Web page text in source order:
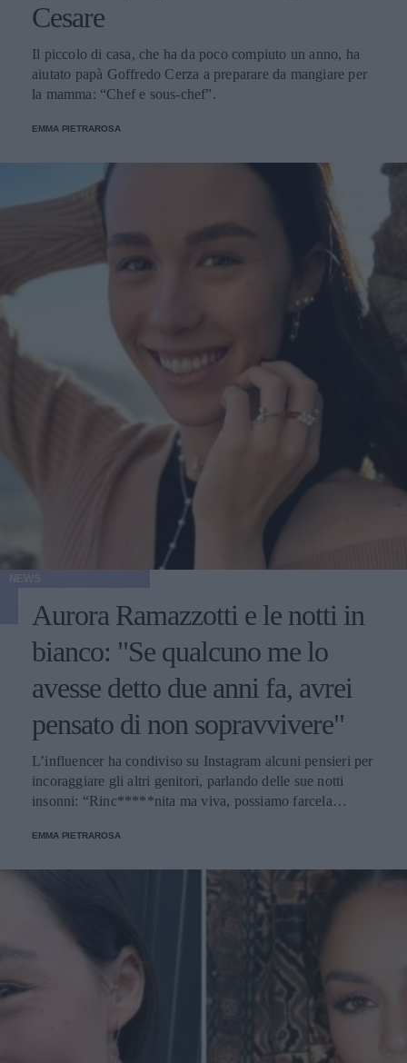
Cesare
Il piccolo di casa, che ha da poco compiuto un anno, ha
aiutato papà Goffredo Cerza a preparare da mangiare per
la mamma: “Chef e sous-chef”.
EMMA PIETRAROSA
Aurora Ramazzotti e le notti in
bianco: "Se qualcuno me lo
avesse detto due anni fa, avrei
pensato di non sopravvivere"
L’influencer ha condiviso su Instagram alcuni pensieri per
incoraggiare gli altri genitori, parlando delle sue notti
insonni: “Rinc*****nita ma viva, possiamo farcela
EMMA PIETRAROSA